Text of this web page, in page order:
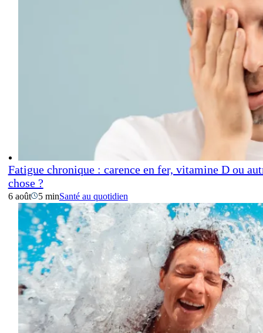
Fatigue chronique : carence en fer, vitamine D ou
chose ?
6 août 5 minSanté au quotidien